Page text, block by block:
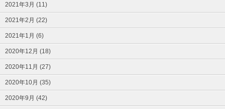
2021年3月 (11)
2021年2月 (22)
2021年1月 (6)
2020年12月 (18)
2020年11月 (27)
2020年10月 (35)
2020年9月 (42)